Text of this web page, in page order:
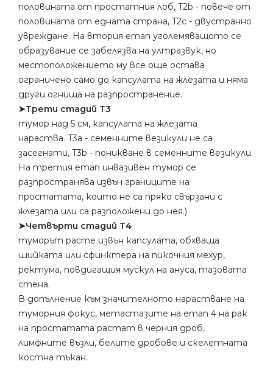
половината от простатния лоб, T2b - повече от
половината от едната страна, T2c - двустранно
увреждане. На втория етап уголемяващото се
образувание се забелязва на ултразвук, но
местоположението му все още остава
ограничено само до капсулата на жлезата и няма
други огнища на разпространение.
➤Трети стадий Т3
тумор над 5 см, капсулата на жлезата
нараства. T3a - семенните везикули не са
засегнати, T3b - поникване в семенните везикули.
На третия етап инвазивен тумор се
разпространява извън границите на
простатата, които не са пряко свързани с
жлезата или са разположени до нея.)
➤Четвърти стадий Т4
туморът расте извън капсулата, обхваща
шийката или сфинктера на пикочния мехур,
ректума, повдигащия мускул на ануса, тазовата
стена.
В допълнение към значителното нарастване на
туморния фокус, метастазите на етап 4 на рак
на простатата растат в черния дроб,
лимфните възли, белите дробове и скелетната
костна тъкан.